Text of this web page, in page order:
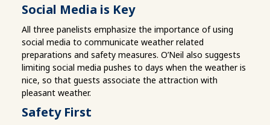
Social Media is Key
All three panelists emphasize the importance of using
social media to communicate weather related
preparations and safety measures. O’Neil also suggests
limiting social media pushes to days when the weather is
nice, so that guests associate the attraction with
pleasant weather.
Safety First